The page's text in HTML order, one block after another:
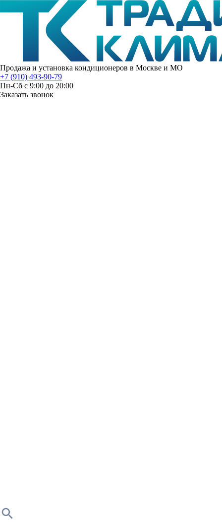
Продажа и установка кондиционеров в Москве и МО
+7 (910) 493-90-79
Пн-Сб с 9:00 до 20:00
Заказать звонок